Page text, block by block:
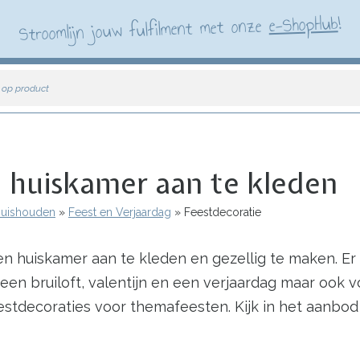
Stroomlijn jouw fulfilment met onzee-ShopHub!
op product
aan te kleden
Feest en Verjaardag Feestdecoratie
huiskamer aan te kleden en gezellig te maken.
bruiloft, valentijn en een verjaardag maar ook
voor themafeesten. Kijk in het